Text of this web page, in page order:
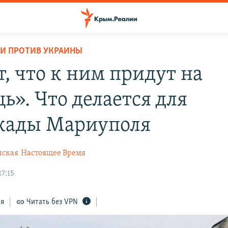
ПРОТИВ УКРАИНЫ
что к ним придут на
Что делается для
Мариуполя
Настоящее Время
Читать без VPN